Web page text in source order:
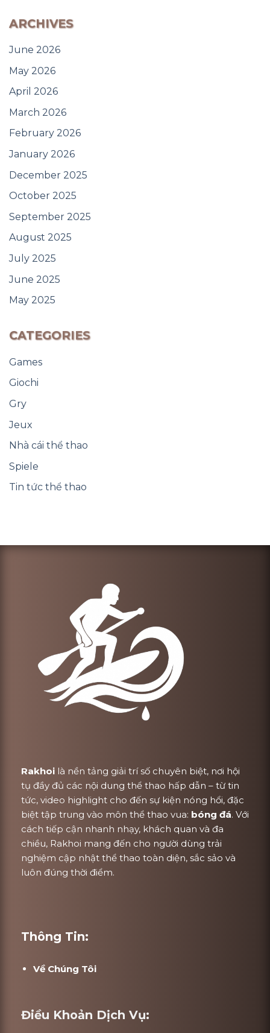
ARCHIVES
June 2026
May 2026
April 2026
March 2026
February 2026
January 2026
December 2025
October 2025
September 2025
August 2025
July 2025
June 2025
May 2025
CATEGORIES
Games
Giochi
Gry
Jeux
Nhà cái thể thao
Spiele
Tin tức thể thao
Rakhoi là nền tảng giải trí số chuyên biệt, nơi hội
tụ đầy đủ các nội dung thể thao hấp dẫn – từ tin
tức, video highlight cho đến sự kiện nóng hổi, đặc
biệt tập trung vào môn thể thao vua: bóng đá. Với
cách tiếp cận nhanh nhạy, khách quan và đa
chiều, Rakhoi mang đến cho người dùng trải
nghiệm cập nhật thể thao toàn diện, sắc sảo và
luôn đúng thời điểm.
Thông Tin:
Về Chúng Tôi
Điều Khoản Dịch Vụ: